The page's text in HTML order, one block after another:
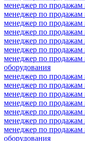
менеджер по
менеджер по
менеджер по
менеджер по продажам
менеджер по продажам
менеджер по продажам
менеджер по продажам
оборудования
менеджер по продажам
менеджер по продажам
менеджер по
менеджер по продажам
менеджер по продажам
менеджер по продажам
менеджер по продажам
оборудования